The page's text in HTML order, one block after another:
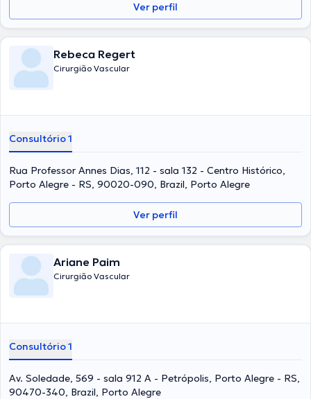
Ver perfil
Rebeca Regert
Cirurgião Vascular
Consultório 1
Rua Professor Annes Dias, 112 - sala 132 - Centro Histórico,
Porto Alegre - RS, 90020-090, Brazil, Porto Alegre
Ver perfil
Ariane Paim
Cirurgião Vascular
Consultório 1
Av. Soledade, 569 - sala 912 A - Petrópolis, Porto Alegre - RS,
90470-340, Brazil, Porto Alegre